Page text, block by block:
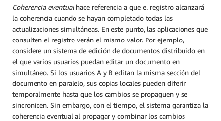
Coherencia eventualhace referencia a que el registro alcanzará
la coherencia cuando se hayan completado todas las
actualizaciones simultáneas. En este punto, las aplicaciones que
consulten el registro verán el mismo valor. Por ejemplo,
considere un sistema de edición de documentos distribuido en
el que varios usuarios puedan editar un documento en
simultáneo. Si los usuarios A y B editan la misma sección del
documento en paralelo, sus copias locales pueden diferir
temporalmente hasta que los cambios se propaguen y se
sincronicen. Sin embargo, con el tiempo, el sistema garantiza la
coherencia eventual al propagar y combinar los cambios